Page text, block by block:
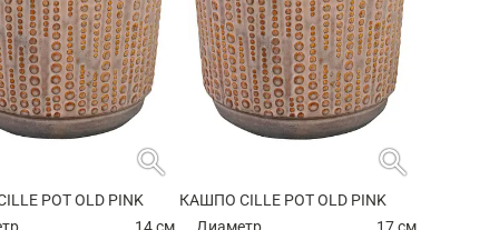
search
POT OLD PINK
search
КАШПО CILLE POT OLD PINK